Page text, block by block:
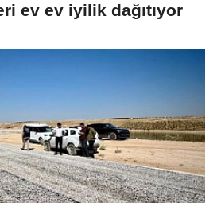
ev ev iyilik dağıtıyor